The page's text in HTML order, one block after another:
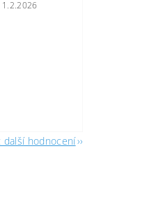
1.2.2026
další hodnocení